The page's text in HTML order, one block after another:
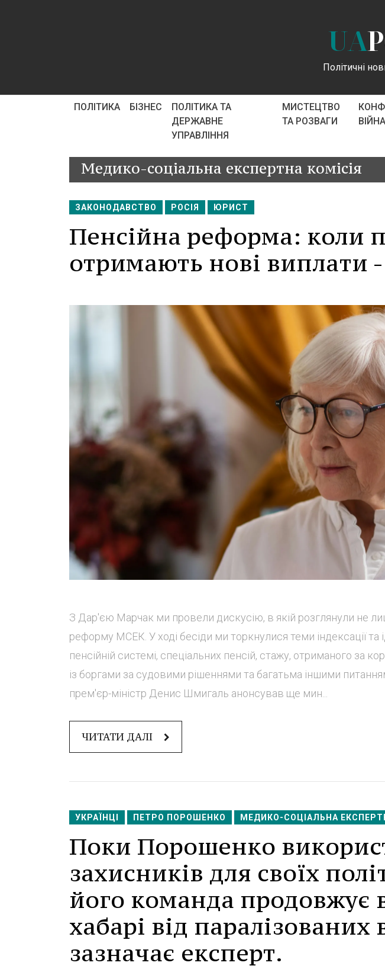
UA
Політичні
ПОЛІТИКА БІЗНЕС
ПОЛІТИКА ТА
ДЕРЖАВНЕ
УПРАВЛІННЯ
МИСТЕЦТВО
ТА РОЗВАГИ
Медико-соціальна експертна комісія
ЗАКОНОДАВСТВО РОСІЯ ЮРИСТ
Пенсійна реформа: коли
отримають нові виплати -
З Дар'єю Марчак ми провели дискусію, в якій розглянули не
реформу МСЕК. У ході бесіди ми торкнулися теми індексації та
пенсійній системі, спеціальних пенсій, стажу, отриманого за
із боргами за судовими рішеннями та багатьма іншими
прем'єр-міністр Денис Шмигаль анонсував ще мин...
ЧИТАТИ ДАЛІ
УКРАЇНЦІ ПЕТРО ПОРОШЕНКО МЕДИКО-СОЦІАЛЬНА
Поки Порошенко
захисників для своїх
його команда продовжує
хабарі від паралізованих
зазначає експерт.